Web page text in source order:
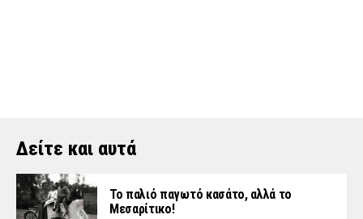
Δείτε και αυτά
Το παλιό παγωτό κασάτο, αλλά το
Μεσαρίτικο!